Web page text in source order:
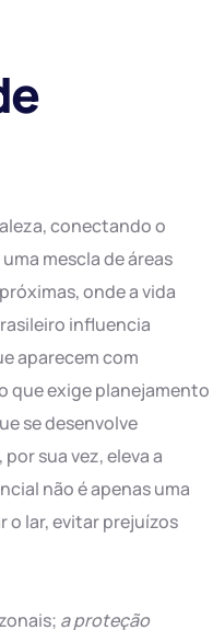
conectando o
mescla de áreas
onde a vida
influencia
aparecem com
que exige planejamento
se desenvolve
sua vez, eleva a
não é apenas uma
o lar, evitar prejuízos
a proteção